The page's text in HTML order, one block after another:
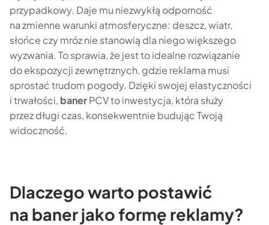
przypadkowy. Daje mu niezwykłą odporność
na zmienne warunki atmosferyczne: deszcz, wiatr,
słońce czy mróz nie stanowią dla niego większego
wyzwania. To sprawia, że jest to idealne rozwiązanie
do ekspozycji zewnętrznych, gdzie reklama musi
sprostać trudom pogody. Dzięki swojej elastyczności
i trwałości, banerPCV to inwestycja, która służy
przez długi czas, konsekwentnie budując Twoją
widoczność.
Dlaczego warto postawić
na baner jako formę reklamy?